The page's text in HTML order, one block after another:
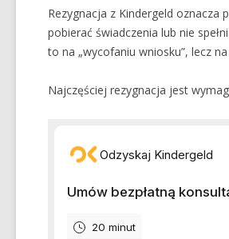
Rezygnacja z Kindergeld oznacza
pobierać świadczenia lub nie
to na „wycofaniu wniosku”, lecz na
Najczęściej rezygnacja jest